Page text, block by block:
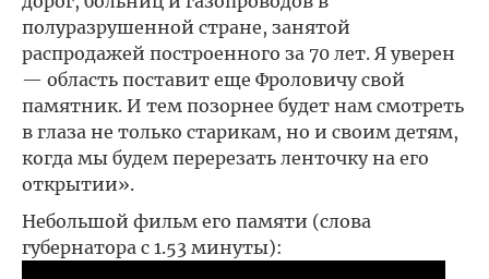
полуразрушенной стране, занятой
распродажей построенного за 70 лет. Я уверен
— область поставит еще Фроловичу свой
памятник. И тем позорнее будет нам смотреть
в глаза не только старикам, но и своим детям,
когда мы будем перерезать ленточку на его
открытии».
Небольшой фильм его памяти (слова
губернатора с 1.53 минуты):